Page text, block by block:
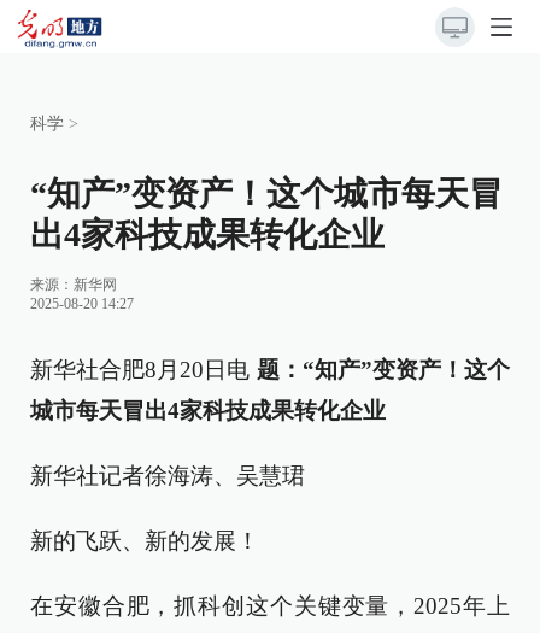
科学 >
“知产”变资产！这个城市每天冒
出4家科技成果转化企业
来源： 新华网
2025-08-20 14:27
新华社合肥8月20日电 题：“知产”变资产！这个
城市每天冒出4家科技成果转化企业
新华社记者徐海涛、吴慧珺
新的飞跃、新的发展！
在安徽合肥，抓科创这个关键变量，2025年上